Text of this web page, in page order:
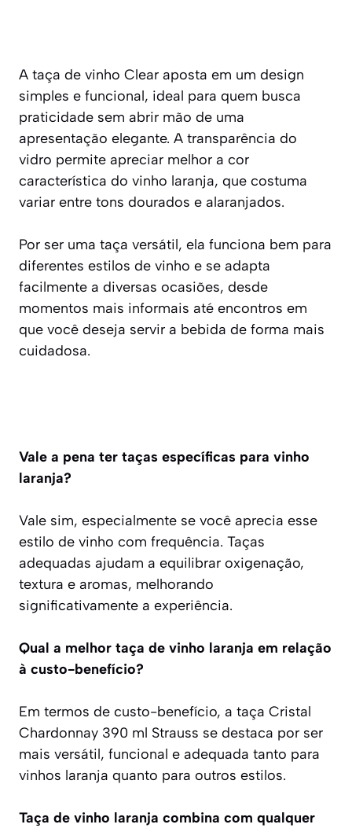
A taça de vinho Clear aposta em um design
simples e funcional, ideal para quem busca
praticidade sem abrir mão de uma
apresentação elegante. A transparência do
vidro permite apreciar melhor a cor
característica do vinho laranja, que costuma
variar entre tons dourados e alaranjados.
Por ser uma taça versátil, ela funciona bem para
diferentes estilos de vinho e se adapta
facilmente a diversas ocasiões, desde
momentos mais informais até encontros em
que você deseja servir a bebida de forma mais
cuidadosa.
Vale a pena ter taças específicas para vinho
laranja?
Vale sim, especialmente se você aprecia esse
estilo de vinho com frequência. Taças
adequadas ajudam a equilibrar oxigenação,
textura e aromas, melhorando
significativamente a experiência.
Qual a melhor taça de vinho laranja em relação
à custo-benefício?
Em termos de custo-benefício, a taça Cristal
Chardonnay 390 ml Strauss se destaca por ser
mais versátil, funcional e adequada tanto para
vinhos laranja quanto para outros estilos.
Taça de vinho laranja combina com qualquer